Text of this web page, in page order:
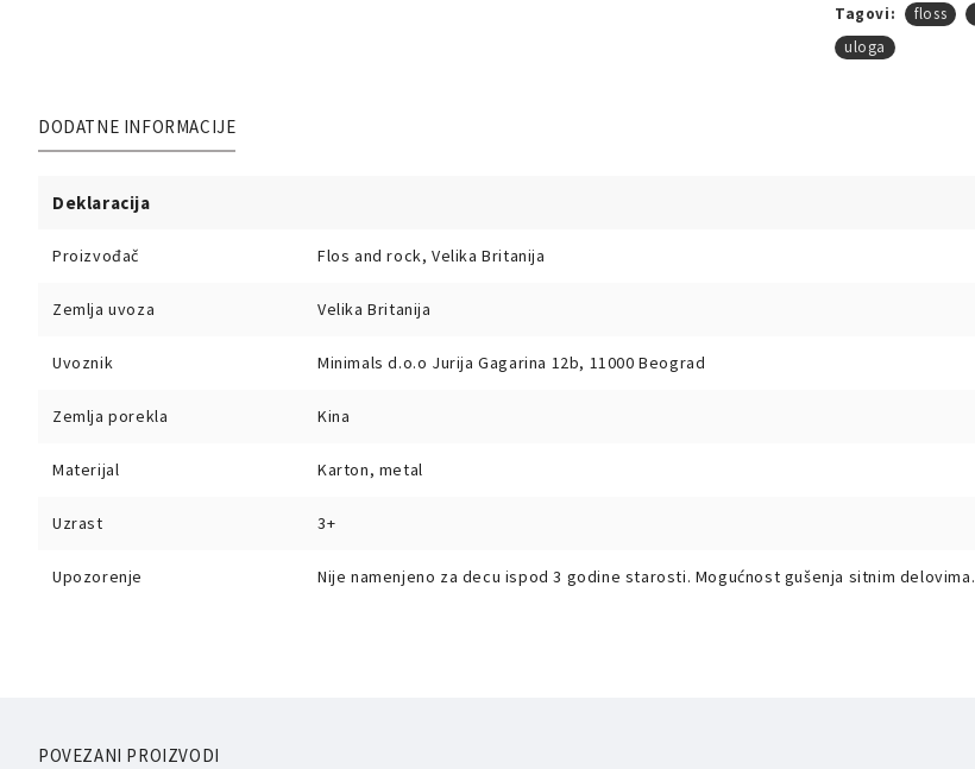
Tagovi: floss
uloga
DODATNE INFORMACIJE
Deklaracija
Proizvođač Flos and rock, Velika Britanija
Zemlja uvoza Velika Britanija
Uvoznik Minimals d.o.o Jurija Gagarina 12b, 11000 Beograd
Zemlja porekla Kina
Materijal Karton, metal
Uzrast 3+
Upozorenje Nije namenjeno za decu ispod 3 godine starosti. Mogućnost gušenja sitnim delovima.
POVEZANI PROIZVODI